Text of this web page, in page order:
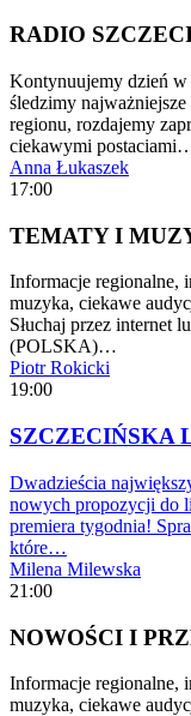
RADIO
Kontynuujemy dzień
śledzimy
regionu, rozdajemy
ciekawymi
Anna Łukaszek
17:00
TEMATY I
Informacje regionalne,
muzyka, ciekawe
Słuchaj przez internet
(POLSKA)…
Piotr Rokicki
19:00
SZCZECIŃSKA
Dwadzieścia
nowych propozycji do
premiera tygodnia!
które…
Milena Milewska
21:00
NOWOŚCI I
Informacje regionalne,
muzyka, ciekawe